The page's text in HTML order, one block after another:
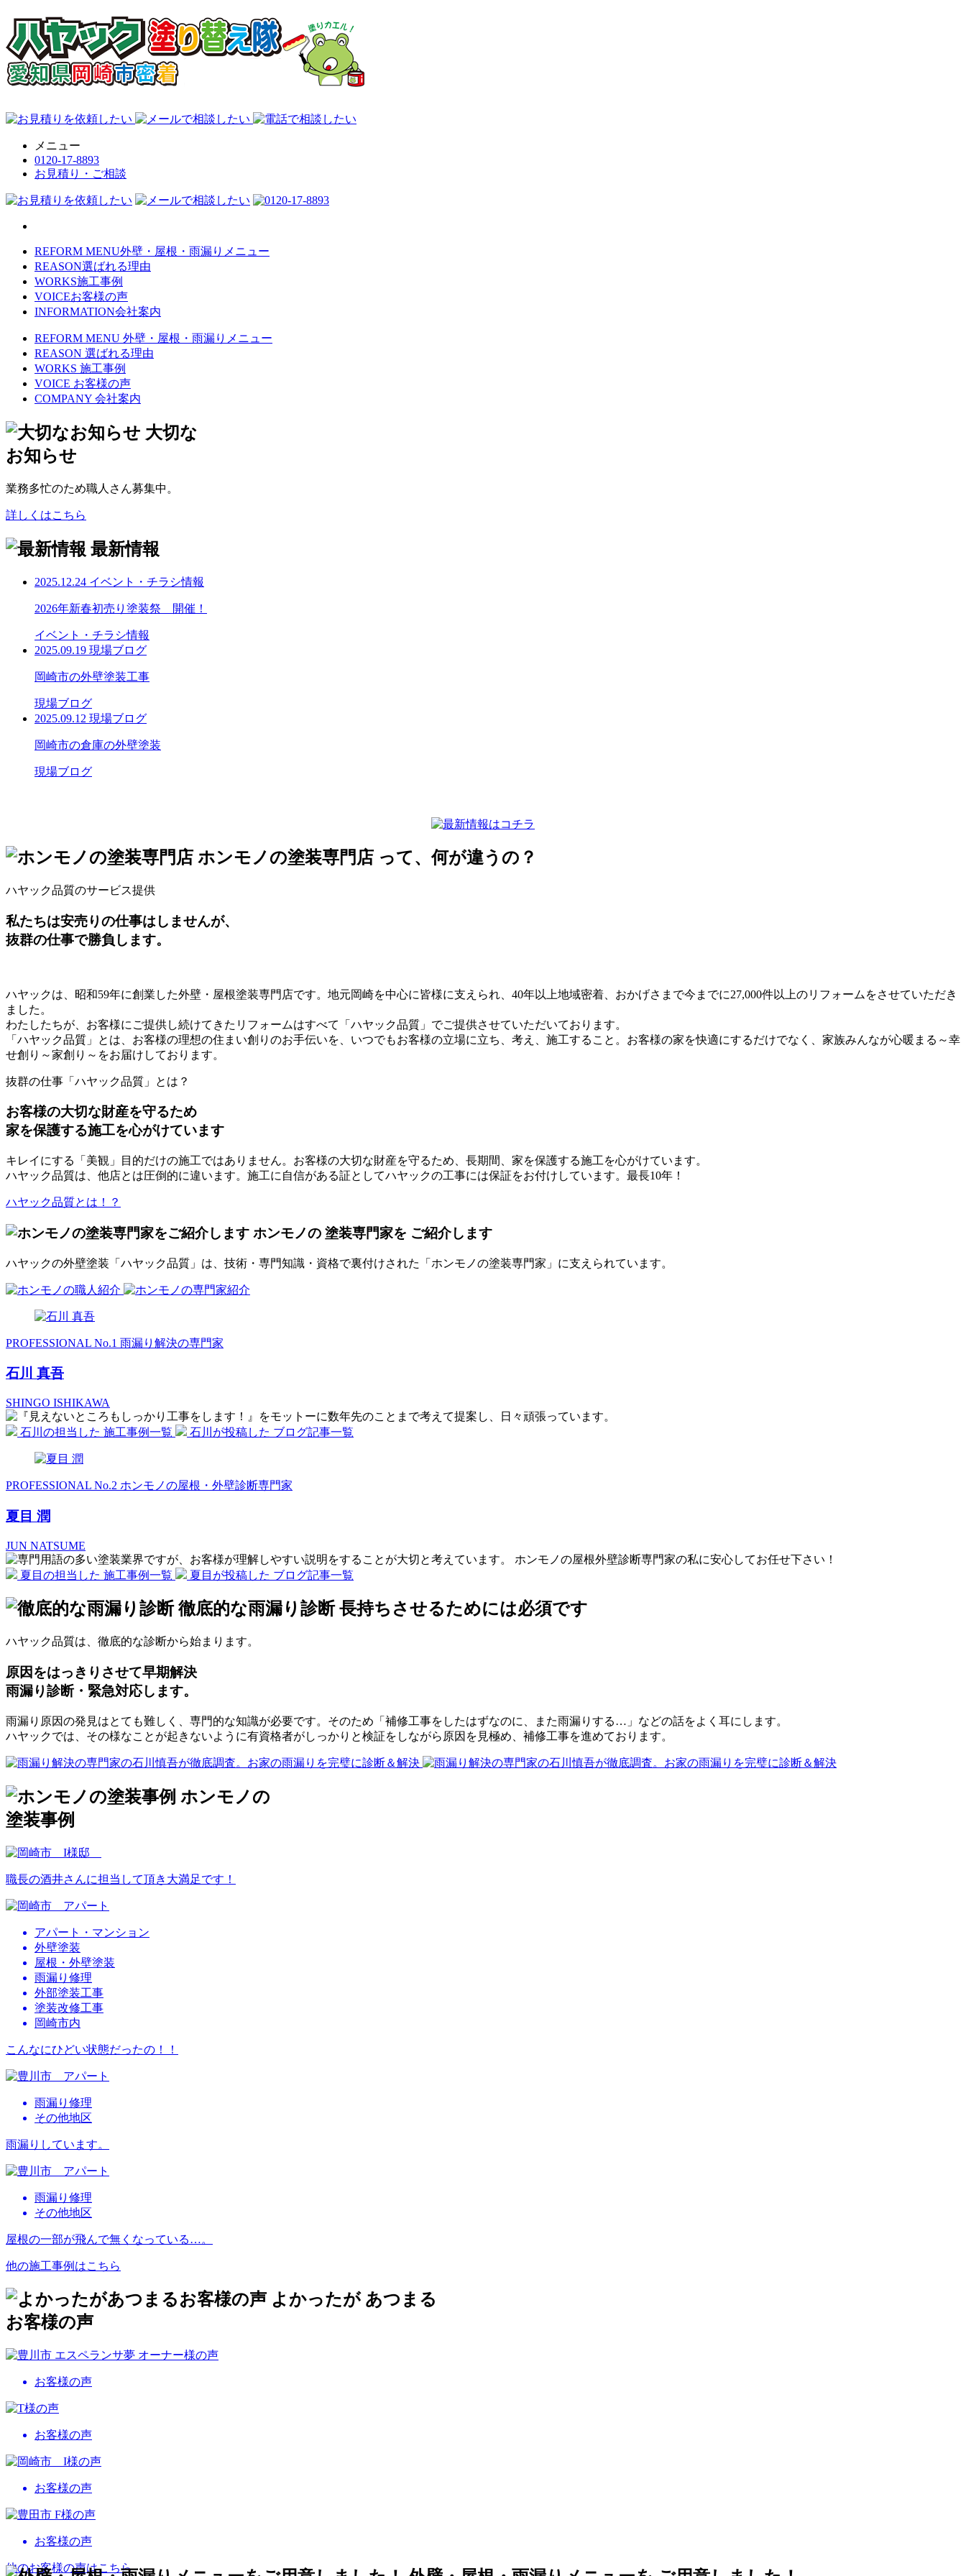
メニュー
0120-17-8893
お見積り・ご相談
REFORM MENU外壁・屋根・雨漏りメニュー
REASON選ばれる理由
WORKS施工事例
VOICEお客様の声
INFORMATION会社案内
REFORM MENU 外壁・屋根・雨漏りメニュー
REASON 選ばれる理由
WORKS 施工事例
VOICE お客様の声
COMPANY 会社案内
大切な
お知らせ
業務多忙のため職人さん募集中。
詳しくはこちら
最新情報
2025.12.24 イベント・チラシ情報
2026年新春初売り塗装祭 開催！
イベント・チラシ情報
2025.09.19 現場ブログ
岡崎市の外壁塗装工事
現場ブログ
2025.09.12 現場ブログ
岡崎市の倉庫の外壁塗装
現場ブログ
ホンモノの塗装専門店 って、何が違うの？
ハヤック品質のサービス提供
私たちは安売りの仕事はしませんが、
抜群の仕事で勝負します。
ハヤックは、昭和59年に創業した外壁・屋根塗装専門店です。地元岡崎を中心に皆様に支えられ、40年以上地域密着、おかげさまで今までに27,000件以上のリフォームをさせていただき
ました。
わたしたちが、お客様にご提供し続けてきたリフォームはすべて「ハヤック品質」でご提供させていただいております。
「ハヤック品質」とは、お客様の理想の住まい創りのお手伝いを、いつでもお客様の立場に立ち、考え、施工すること。お客様の家を快適にするだけでなく、家族みんなが心暖まる～幸
せ創り～家創り～をお届けしております。
抜群の仕事「ハヤック品質」とは？
お客様の大切な財産を守るため
家を保護する施工を心がけています
キレイにする「美観」目的だけの施工ではありません。お客様の大切な財産を守るため、長期間、家を保護する施工を心がけています。
ハヤック品質は、他店とは圧倒的に違います。施工に自信がある証としてハヤックの工事には保証をお付けしています。最長10年！
ハヤック品質とは！？
ホンモノの 塗装専門家を ご紹介します
ハヤックの外壁塗装「ハヤック品質」は、技術・専門知識・資格で裏付けされた「ホンモノの塗装専門家」に支えられています。
PROFESSIONAL No.1 雨漏り解決の専門家
石川 真吾
SHINGO ISHIKAWA
石川の担当した 施工事例一覧 石川が投稿した ブログ記事一覧
PROFESSIONAL No.2 ホンモノの屋根・外壁診断専門家
夏目 潤
JUN NATSUME
夏目の担当した 施工事例一覧 夏目が投稿した ブログ記事一覧
徹底的な雨漏り診断 長持ちさせるためには必須です
ハヤック品質は、徹底的な診断から始まります。
原因をはっきりさせて早期解決
雨漏り診断・緊急対応します。
雨漏り原因の発見はとても難しく、専門的な知識が必要です。そのため「補修工事をしたはずなのに、また雨漏りする…」などの話をよく耳にします。
ハヤックでは、その様なことが起きないように有資格者がしっかりと検証をしながら原因を見極め、補修工事を進めております。
ホンモノの
塗装事例
職長の酒井さんに担当して頂き大満足です！
アパート・マンション
外壁塗装
屋根・外壁塗装
雨漏り修理
外部塗装工事
塗装改修工事
岡崎市内
こんなにひどい状態だったの！！
雨漏り修理
その他地区
雨漏りしています。
雨漏り修理
その他地区
屋根の一部が飛んで無くなっている…。
他の施工事例はこちら
よかったが あつまる
お客様の声
お客様の声
お客様の声
お客様の声
お客様の声
他のお客様の声はこちら